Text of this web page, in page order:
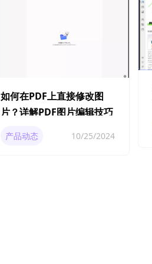
如何在PDF上直接修改图
片？详解PDF图片编辑技巧
产品动态 10/25/2024